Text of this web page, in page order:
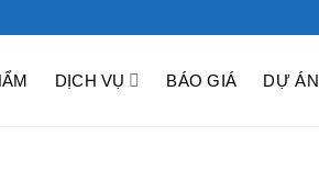
DỊCH VỤ BÁO GIÁ DỰ ÁN